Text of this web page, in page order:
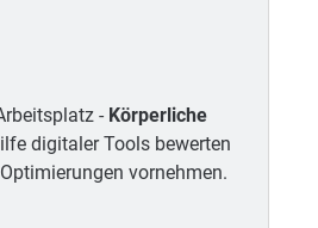
- Körperliche
digitaler Tools bewerten
vornehmen.